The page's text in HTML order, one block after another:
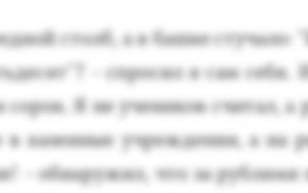
столб, а в баш­ке
- спро­сил я сам се­бя.
со­рок. Я не уче­ников счи­тал,
ка­зен­ные уч­режде­ния, а на
- об­на­ружил, что за